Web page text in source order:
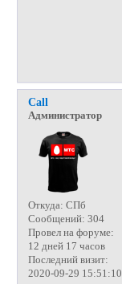
Call
Администратор
Откуда: СПб
Сообщений: 304
Провел на форуме:
12 дней 17 часов
Последний визит:
2020-09-29 15:51:10